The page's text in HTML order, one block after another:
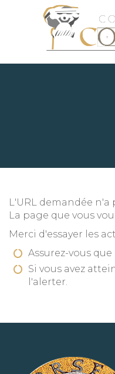
L'URL demandée n'a
La page que vous
Merci d'essayer les
Assurez-vous
Si vous avez
l'alerter.